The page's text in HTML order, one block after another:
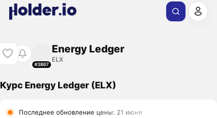
#3867
Energy Ledger
ELX
Курс Energy Ledger (ELX)
Последнее обновление цены: 21 июня